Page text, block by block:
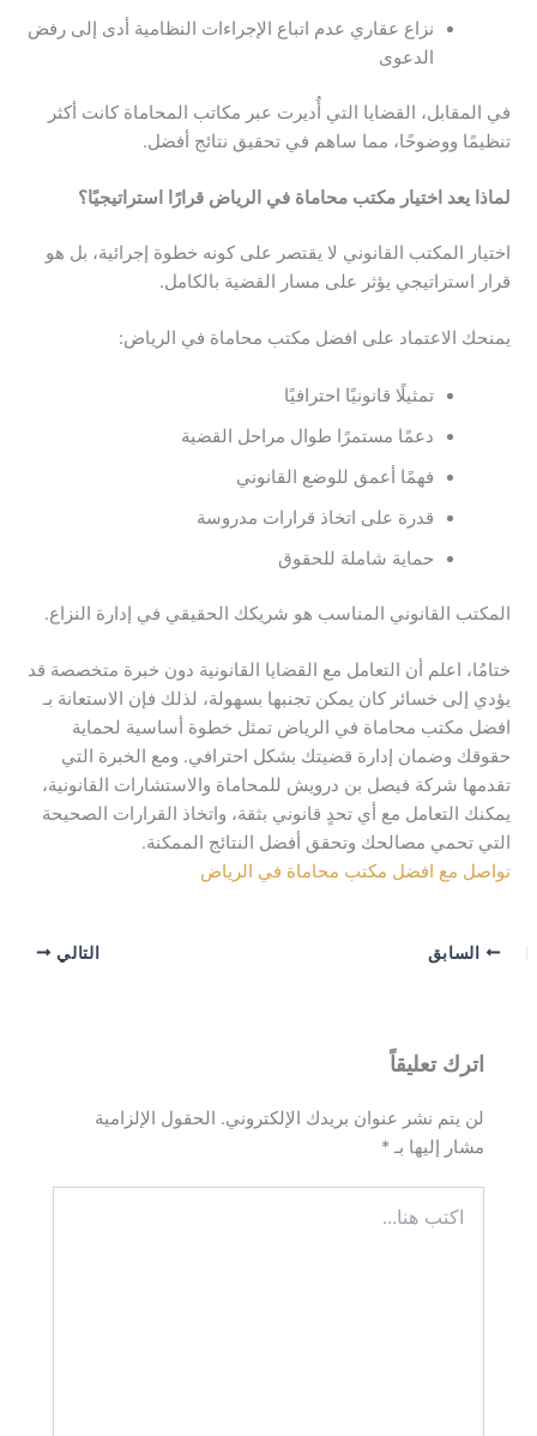
نزاع عقاري عدم اتباع الإجراءات النظامية أدى إلى رفض
الدعوى
في المقابل، القضايا التي أُديرت عبر مكاتب المحاماة كانت أكثر
تنظيمًا ووضوحًا، مما ساهم في تحقيق نتائج أفضل.
لماذا يعد اختيار مكتب محاماة في الرياض قرار استراتيجيا؟
اختيار المكتب القانوني لا يقتصر على كونه خطوة إجرائية، بل هو
قرار استراتيجي يؤثر على مسار القضية بالكامل.
يمنحك الاعتماد على افضل مكتب محاماة في الرياض:
تمثيلًا قانونيًا احترافيًا
دعمًا مستمرًا طوال مراحل القضية
فهمًا أعمق للوضع القانوني
قدرة على اتخاذ قرارات مدروسة
حماية شاملة للحقوق
المكتب القانوني المناسب هو شريكك الحقيقي في إدارة النزاع.
ختامُا، اعلم أن التعامل مع القضايا القانونية دون خبرة متخصصة قد
يؤدي إلى خسائر كان يمكن تجنبها بسهولة، لذلك فإن الاستعانة بـ
افضل مكتب محاماة في الرياض تمثل خطوة أساسية لحماية
حقوقك وضمان إدارة قضيتك بشكل احترافي. ومع الخبرة التي
تقدمها شركة فيصل بن درويش للمحاماة والاستشارات القانونية،
يمكنك التعامل مع أي تحدٍ قانوني بثقة، واتخاذ القرارات الصحيحة
التي تحمي مصالحك وتحقق أفضل النتائج الممكنة.
تواصل مع افضل مكتب محاماة في الرياض
السابق التالي
اترك تعليقاً
لن يتم نشر عنوان بريدك الإلكتروني. الحقول الإلزامية
مشار إليها بـ*
هنا...